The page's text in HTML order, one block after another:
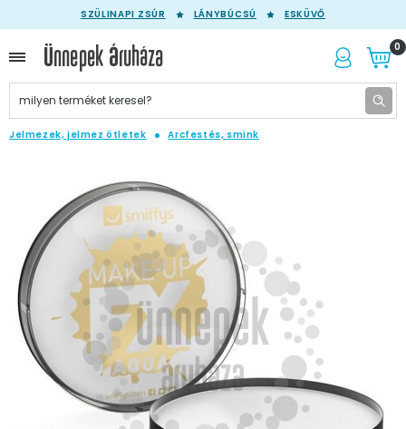
SZÜLINAPI ZSÚR LÁNYBÚCSÚ ESKÜVŐ
0
Jelmezek, jelmez ötletek Arcfestés, smink